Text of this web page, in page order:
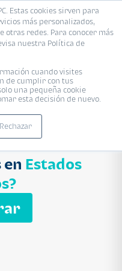
Estas cookies sirven para
más personalizados,
otras redes. Para conocer más
nuestra Política de
cuando visites
de cumplir con tus
una pequeña cookie
esta decisión de nuevo.
Rechazar
Buscar
en Estados